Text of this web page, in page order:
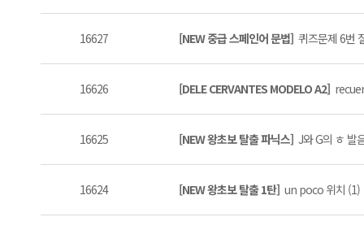
16627 [NEW 중급 스페인어 문법] 퀴즈문제 6번
16626 [DELE CERVANTES MODELO A2]
16625 [NEW 왕초보 탈출 파닉스] J와 G의 ㅎ 발
16624 [NEW 왕초보 탈출 1탄] un poco 위치 (1)